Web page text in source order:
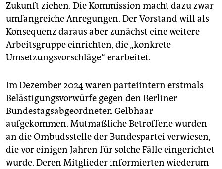
Zukunft ziehen. Die Kommission macht dazu zwar
umfangreiche Anregungen. Der Vorstand will als
Konsequenz daraus aber zunächst eine weitere
Arbeitsgruppe einrichten, die „konkrete
Umsetzungsvorschläge“ erarbeitet.
Im Dezember 2024 waren parteiintern erstmals
Belästigungsvorwürfe gegen den Berliner
Bundestagsabgeordneten Gelbhaar
aufgekommen. Mutmaßliche Betroffene wurden
an die Ombudsstelle der Bundespartei verwiesen,
die vor einigen Jahren für solche Fälle eingerichtet
wurde. Deren Mitglieder informierten wiederum